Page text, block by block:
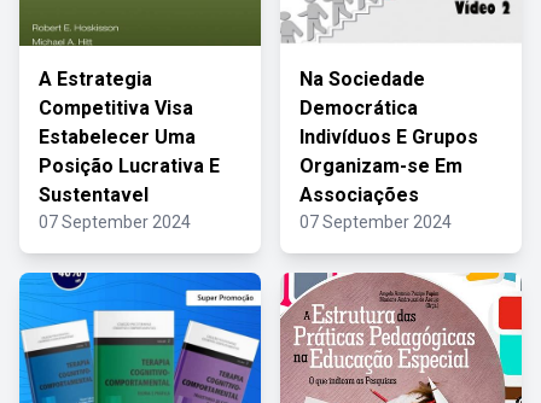
A Estrategia
Competitiva Visa
Estabelecer Uma
Posição Lucrativa E
Sustentavel
07 September 2024
Na Sociedade
Democrática
Indivíduos E Grupos
Organizam-se Em
Associações
07 September 2024